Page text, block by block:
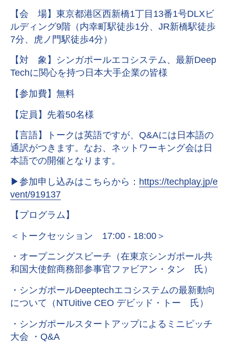
【会 場】東京都港区西新橋1丁目13番1号DLXビ
ルディング9階（内幸町駅徒歩1分、JR新橋駅徒歩
7分、虎ノ門駅徒歩4分）
【対 象】シンガポールエコシステム、最新Deep
Techに関心を持つ日本大手企業の皆様
【参加費】無料
【定員】先着50名様
【言語】トークは英語ですが、Q&Aには日本語の
通訳がつきます。なお、ネットワーキング会は日
本語での開催となります。
▶︎参加申し込みはこちらから： https://techplay.jp/e
vent/919137
【プログラム】
＜トークセッション 17:00 - 18:00＞
・オープニングスピーチ（在東京シンガポール共
和国大使館商務部参事官ファビアン・タン 氏）
・シンガポールDeeptechエコシステムの最新動向
について（NTUitive CEO デビッド・トー 氏）
・シンガポールスタートアップによるミニピッチ
大会 ・Q&A